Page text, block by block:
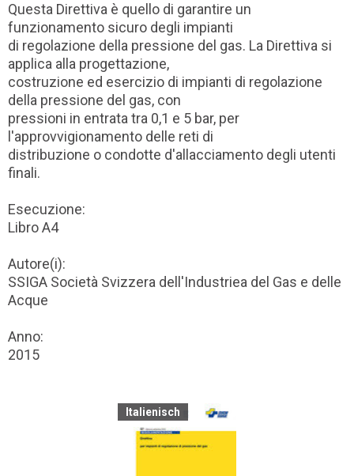
Questa Direttiva è quello di garantire un
funzionamento sicuro degli impianti
di regolazione della pressione del gas. La Direttiva si
applica alla progettazione,
costruzione ed esercizio di impianti di regolazione
della pressione del gas, con
pressioni in entrata tra 0,1 e 5 bar, per
l'approvvigionamento delle reti di
distribuzione o condotte d'allacciamento degli utenti
finali.
Esecuzione:
Libro A4
Autore(i):
SSIGA Società Svizzera dell'Industriea del Gas e delle
Acque
Anno:
2015
Italienisch